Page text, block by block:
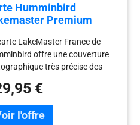
Humminbird
Premium
LakeMaster France de
offre une couverture
très précise des
€